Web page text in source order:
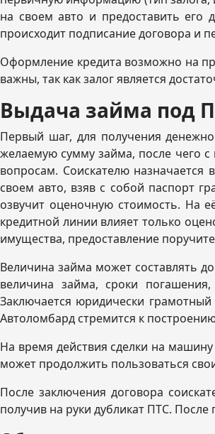
на своем авто и предоставить его
происходит подписание договора и
Оформление кредита возможно на
важны, так как залог является
Выдача займа под
Первый шаг, для получения
желаемую сумму займа, после чего
вопросам. Соискателю
своем авто, взяв с собой паспорт
озвучит оценочную стоимость. На
кредитной линии влияет только
имущества, предоставление
Величина займа может составлять
величина займа, сроки
Заключается юридически
Автоломбард стремится к
На время действия сделки на
может продолжить пользоваться
После заключения договора
получив на руки дубликат ПТС.